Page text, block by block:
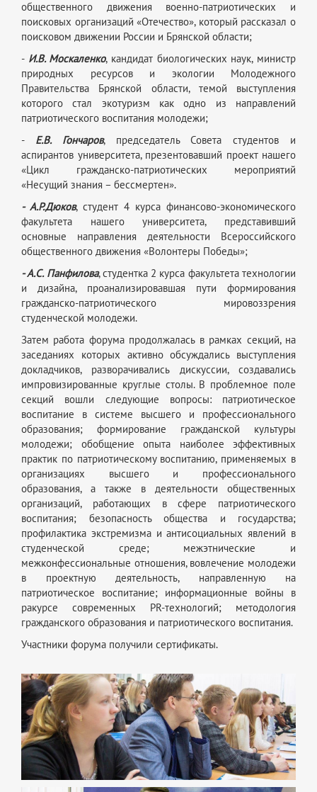
общественного движения военно-патриотических и
поисковых организаций «Отечество», который рассказал о
поисковом движении России и Брянской области;
- И.В. Москаленко, кандидат биологических наук, министр
природных ресурсов и экологии Молодежного
Правительства Брянской области, темой выступления
которого стал экотуризм как одно из направлений
патриотического воспитания молодежи;
- Е.В. Гончаров, председатель Совета студентов и
аспирантов университета, презентовавший проект нашего
«Цикл гражданско-патриотических мероприятий
«Несущий знания – бессмертен».
- А.Р.Дюков, студент 4 курса финансово-экономического
факультета нашего университета, представивший
основные направления деятельности Всероссийского
общественного движения «Волонтеры Победы»;
- А.С. Панфилова, студентка 2 курса факультета технологии
и дизайна, проанализировавшая пути формирования
гражданско-патриотического мировоззрения
студенческой молодежи.
Затем работа форума продолжалась в рамках секций, на
заседаниях которых активно обсуждались выступления
докладчиков, разворачивались дискуссии, создавались
импровизированные круглые столы. В проблемное поле
секций вошли следующие вопросы: патриотическое
воспитание в системе высшего и профессионального
образования; формирование гражданской культуры
молодежи; обобщение опыта наиболее эффективных
практик по патриотическому воспитанию, применяемых в
организациях высшего и профессионального
образования, а также в деятельности общественных
организаций, работающих в сфере патриотического
воспитания; безопасность общества и государства;
профилактика экстремизма и антисоциальных явлений в
студенческой среде; межэтнические и
межконфессиональные отношения, вовлечение молодежи
в проектную деятельность, направленную на
патриотическое воспитание; информационные войны в
ракурсе современных PR-технологий; методология
гражданского образования и патриотического воспитания.
Участники форума получили сертификаты.